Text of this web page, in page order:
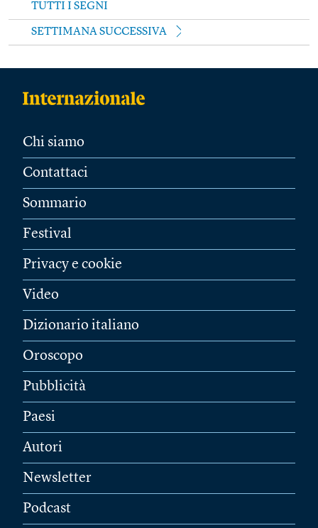
TUTTI I SEGNI
SETTIMANA SUCCESSIVA
Chi siamo
Contattaci
Sommario
Festival
Privacy e cookie
Video
Dizionario italiano
Oroscopo
Pubblicità
Paesi
Autori
Newsletter
Podcast